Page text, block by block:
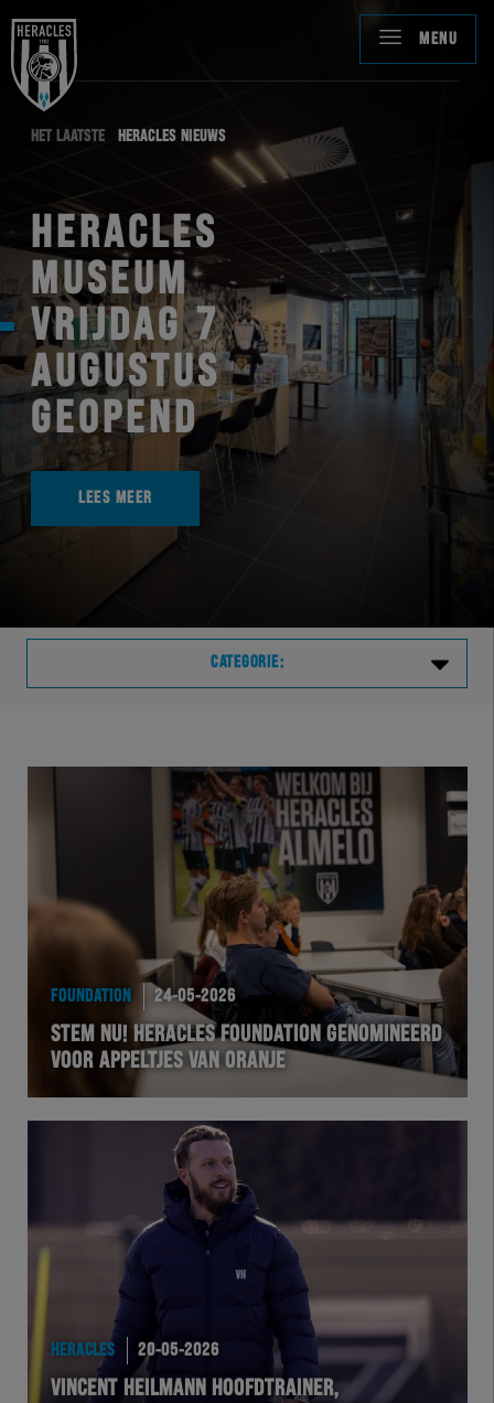
MENU
HET LAATSTE HERACLES NIEUWS
HERACLES
MUSEUM
VRIJDAG 7
AUGUSTUS
GEOPEND
LEES MEER
CATEGORIE:
HERVOL
EXCHER
Wedstrijd
BusinessClub
FOUNDATION 24-05-2026
STEM NU! HERACLES FOUNDATION GENOMINEERD
VOOR APPELTJES VAN ORANJE
HERACLES 20-05-2026
VINCENT HEILMANN HOOFDTRAINER,